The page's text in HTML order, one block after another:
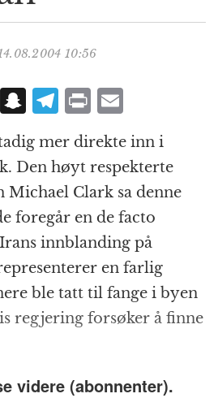
n
10:56
X S
a
p
c
h
at
T
el
e
g
r
a
m
P
ri
n
t
m
ai
l
mer direkte inn i
Den høyt respekterte
Michael Clark sa denne
foregår en de facto
innblanding på
en farlig
ble tatt til fange i byen
regjering forsøker å finne
videre (abonnenter).